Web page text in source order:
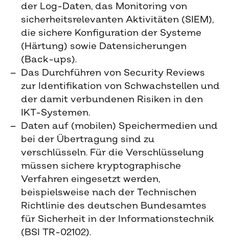
der Log-Daten, das Monitoring von
sicherheitsrelevanten Aktivitäten (SIEM),
die sichere Konfiguration der Systeme
(Härtung) sowie Datensicherungen
(Back-ups).
Das Durchführen von Security Reviews
zur Identifikation von Schwachstellen und
der damit verbundenen Risiken in den
IKT-Systemen.
Daten auf (mobilen) Speichermedien und
bei der Übertragung sind zu
verschlüsseln. Für die Verschlüsselung
müssen sichere kryptographische
Verfahren eingesetzt werden,
beispielsweise nach der Technischen
Richtlinie des deutschen Bundesamtes
für Sicherheit in der Informationstechnik
(BSI TR-02102).